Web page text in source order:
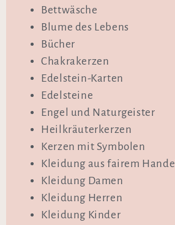
Bettwäsche
Blume des Lebens
Bücher
Chakrakerzen
Edelstein-Karten
Edelsteine
Engel und Naturgeister
Heilkräuterkerzen
Kerzen mit Symbolen
Kleidung aus fairem Handel
Kleidung Damen
Kleidung Herren
Kleidung Kinder